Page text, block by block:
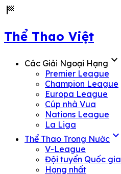
sports_score
Thể Thao Việt
Các Giải Ngoại Hạng expand_more
Premier League
Champion League
Europa League
Cúp nhà Vua
Nations League
La Liga
Thể Thao Trong Nước expand_more
V-League
Đội tuyển Quốc gia
Hạng nhất